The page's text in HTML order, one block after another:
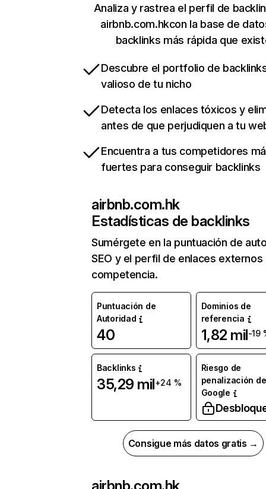
Analiza y rastrea el perfil de
airbnb.com.hkcon la base de
backlinks más rápida que
Descubre el portfolio de
valioso de tu nicho
Detecta los enlaces tóxicos y
antes de que perjudiquen a tu
Encuentra a tus competidores
fuertes para conseguir backlinks
airbnb.com.hk
Estadísticas de backlinks
Sumérgete en la puntuación de
SEO y el perfil de enlaces externos
competencia.
Puntuación de
Autoridad
40
Dominios de
referencia
1,82 mil-19
Backlinks
35,29 mil+24 %
Riesgo de
penalización de
Google
Consigue más datos gratis →